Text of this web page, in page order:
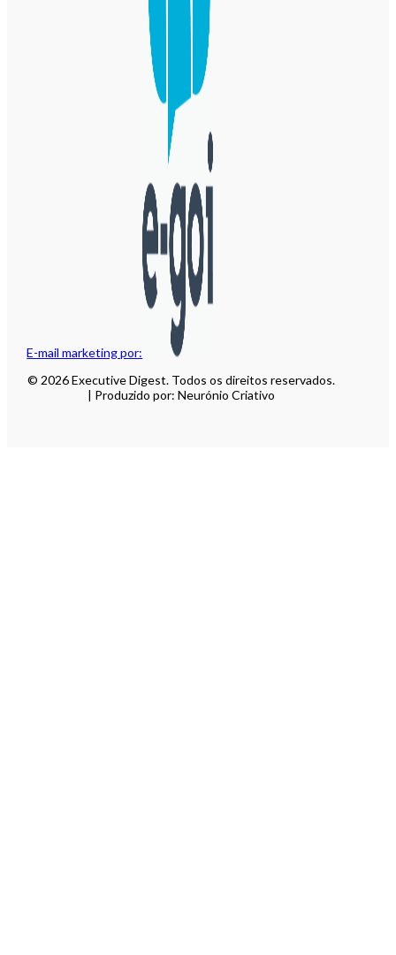
E-mail marketing por:
© 2026 Executive Digest. Todos os direitos reservados.
| Produzido por: Neurónio Criativo